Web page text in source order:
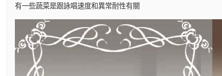
有一些蔬菜是跟詠唱速度和異常耐性有關